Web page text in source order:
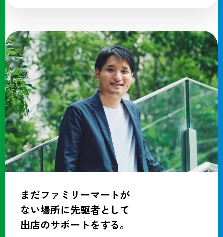
まだファミリーマートが
ない場所に先駆者として
出店のサポートをする。